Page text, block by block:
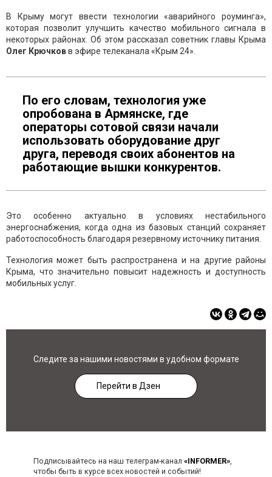
В Крыму могут ввести технологии «аварийного роуминга»,
которая позволит улучшить качество мобильного сигнала в
некоторых районах. Об этом рассказал советник главы Крыма
Олег Крючковв эфире телеканала «Крым 24».
По его словам, технология уже
опробована в Армянске, где
операторы сотовой связи начали
использовать оборудование друг
друга, переводя своих абонентов на
работающие вышки конкурентов.
Это особенно актуально в условиях нестабильного
энергоснабжения, когда одна из базовых станций сохраняет
работоспособность благодаря резервному источнику питания.
Технология может быть распространена и на другие районы
Крыма, что значительно повысит надежность и доступность
мобильных услуг.
Следите за нашими новостями в удобном формате
Перейти в Дзен
Подписывайтесь на наш телеграм-канал «INFORMER»,
чтобы быть в курсе всех новостей и событий!